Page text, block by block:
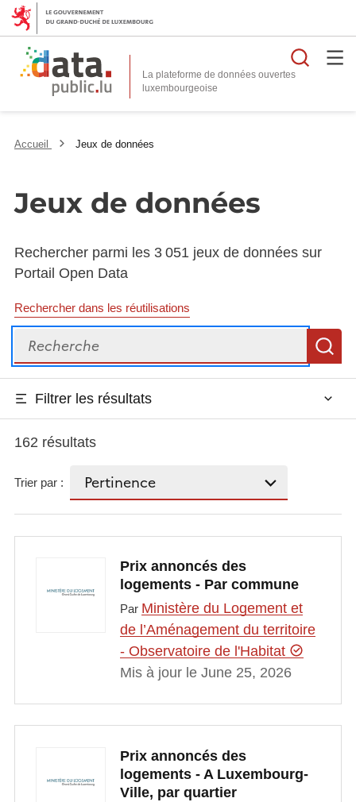
La plateforme de données ouvertes
Accueil Jeux de données
Jeux de données
Rechercher parmi les 3 051 jeux de données sur
Portail Open Data
Rechercher dans les réutilisations
Recherche
Filtrer les résultats
162 résultats
Trier par :
Prix annoncés des
logements - Par commune
Par Ministère du Logement et
de l’Aménagement du territoire
- Observatoire de l'Habitat
Mis à jour le June 25, 2026
Prix annoncés des
logements - A Luxembourg-
Ville, par quartier